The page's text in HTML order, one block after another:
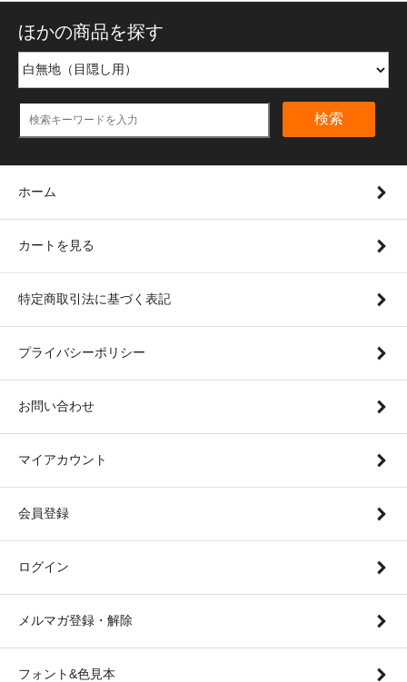
ほかの商品を探す
検索
ホーム
カートを見る
特定商取引法に基づく表記
プライバシーポリシー
お問い合わせ
マイアカウント
会員登録
ログイン
メルマガ登録・解除
フォント&色見本